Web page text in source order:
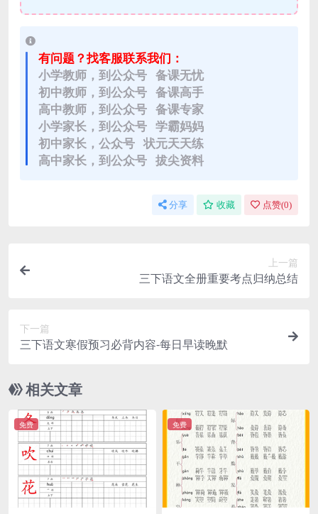
有问题？找客服联系我们：
小学教师，到公众号 备课无忧
初中教师，到公众号 备课高手
高中教师，到公众号 备课专家
小学家长，到公众号 学霸妈妈
初中家长，公众号 状元天天练
高中家长，到公众号 拔尖资料
分享 收藏 点赞(0)
上一篇
三下语文全册重要考点归纳总结
下一篇
三下语文寒假预习必背内容-每日早读晚默
相关文章
免费 免费